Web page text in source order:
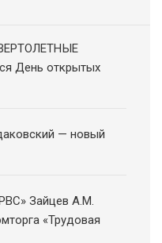
День открытых
— новый
Зайцев А.М.
«Трудовая